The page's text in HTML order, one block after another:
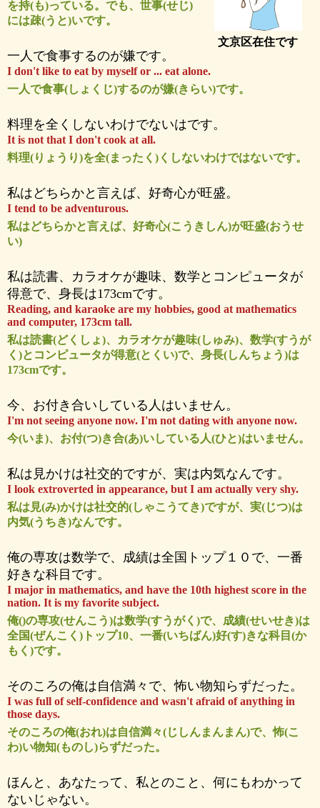
文京区在住です
を持(も)っている。でも、世事(せじ)
には疎(うと)いです。
一人で食事するのが嫌です。
I don't like to eat by myself or ... eat alone.
一人で食事(しょくじ)するのが嫌(きらい)です。
料理を全くしないわけでないはです。
It is not that I don't cook at all.
料理(りょうり)を全(まったく)くしないわけではないです。
私はどちらかと言えば、好奇心が旺盛。
I tend to be adventurous.
私はどちらかと言えば、好奇心(こうきしん)が旺盛(おうせ
い)
私は読書、カラオケが趣味、数学とコンピュータが
得意で、身長は173cmです。
Reading, and karaoke are my hobbies, good at mathematics
and computer, 173cm tall.
私は読書(どくしょ)、カラオケが趣味(しゅみ)、数学(すうが
く)とコンピュータが得意(とくい)で、身長(しんちょう)は
173cmです。
今、お付き合いしている人はいません。
I'm not seeing anyone now. I'm not dating with anyone now.
今(いま)、お付(つ)き合(あ)いしている人(ひと)はいません。
私は見かけは社交的ですが、実は内気なんです。
I look extroverted in appearance, but I am actually very shy.
私は見(み)かけは社交的(しゃこうてき)ですが、実(じつ)は
内気(うちき)なんです。
俺の専攻は数学で、成績は全国トップ１０で、一番
好きな科目です。
I major in mathematics, and have the 10th highest score in the
nation. It is my favorite subject.
俺()の専攻(せんこう)は数学(すうがく)で、成績(せいせき)は
全国(ぜんこく)トップ10、一番(いちばん)好(す)きな科目(か
もく)です。
そのころの俺は自信満々で、怖い物知らずだった。
I was full of self-confidence and wasn't afraid of anything in
those days.
そのころの俺(おれ)は自信満々(じしんまんまん)で、怖(こ
わ)い物知(ものし)らずだった。
ほんと、あなたって、私とのこと、何にもわかって
ないじゃない。